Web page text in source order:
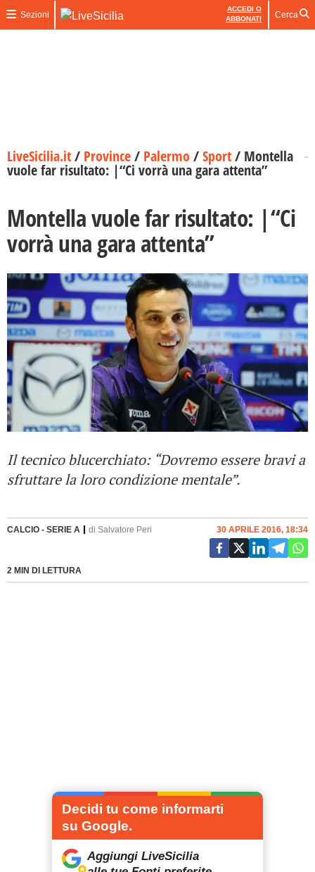
Sezioni
ACCEDI O
ABBONATI
Cerca
LiveSicilia.it/ Province/ Palermo/Sport/ Montella
vuole far risultato: |“Ci vorrà una gara attenta”
Montella vuole far risultato: |“Ci
vorrà una gara attenta”
Il tecnico blucerchiato: “Dovremo essere bravi a
sfruttare la loro condizione mentale”.
CALCIO - SERIE A di Salvatore Peri
2 MIN DI LETTURA
30 APRILE 2016, 18:34
Decidi tu come informarti
su Google.
Aggiungi LiveSicilia